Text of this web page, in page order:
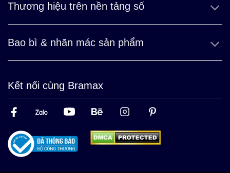
Thương hiệu trên nền tảng số
Bao bì & nhãn mác sản phẩm
Kết nối cùng Bramax